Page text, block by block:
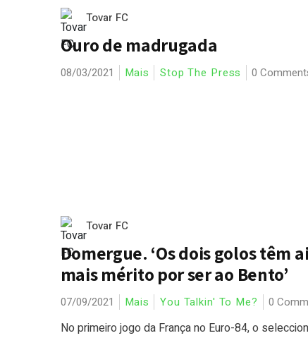
Tovar FC
Ouro de madrugada
08/03/2021 Mais Stop The Press 0
Tovar FC
Domergue. ‘Os dois golos têm
mais mérito por ser ao Bento’
07/09/2021 Mais You Talkin' To Me? 0
No primeiro jogo da França no Euro-84, o